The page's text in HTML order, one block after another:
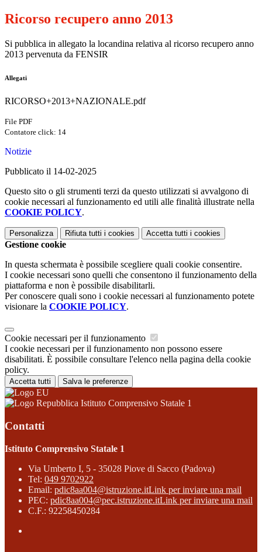
Ricorso recupero anno 2013
Si pubblica in allegato la locandina relativa al ricorso recupero anno
2013 pervenuta da FENSIR
Allegati
RICORSO+2013+NAZIONALE.pdf
File PDF
Contatore click: 14
Notizie
Pubblicato il 14-02-2025
Questo sito o gli strumenti terzi da questo utilizzati si avvalgono di
cookie necessari al funzionamento ed utili alle finalità illustrate nella
COOKIE POLICY.
Personalizza Rifiuta tutti i cookies Accetta tutti i cookies
Gestione cookie
In questa schermata è possibile scegliere quali cookie consentire.
I cookie necessari sono quelli che consentono il funzionamento della
piattaforma e non è possibile disabilitarli.
Per conoscere quali sono i cookie necessari al funzionamento potete
visionare la COOKIE POLICY.
Cookie necessari per il funzionamento
I cookie necessari per il funzionamento non possono essere
disabilitati. È possibile consultare l'elenco nella pagina della cookie
policy.
Accetta tutti Salva le preferenze
Istituto Comprensivo Statale 1
Contatti
Istituto Comprensivo Statale 1
Via Umberto I, 5 - 35028 Piove di Sacco (Padova)
Tel: 049 9702922
Email: pdic8aa004@istruzione.itLink per inviare una mail
PEC: pdic8aa004@pec.istruzione.itLink per inviare una mail
C.F.: 92258450284